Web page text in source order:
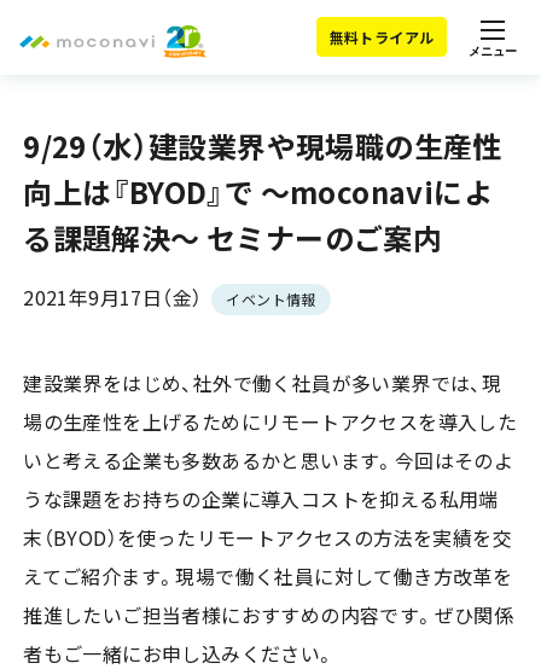
無料トライアル
メニュー
9/29（水）建設業界や現場職の生産性
向上は『BYOD』で ～moconaviによ
る課題解決～ セミナーのご案内
2021年9月17日（金） イベント情報
建設業界をはじめ、社外で働く社員が多い業界では、現
場の生産性を上げるためにリモートアクセスを導入した
いと考える企業も多数あるかと思います。今回はそのよ
うな課題をお持ちの企業に導入コストを抑える私用端
末（BYOD）を使ったリモートアクセスの方法を実績を交
えてご紹介ます。現場で働く社員に対して働き方改革を
推進したいご担当者様におすすめの内容です。ぜひ関係
者もご一緒にお申し込みください。